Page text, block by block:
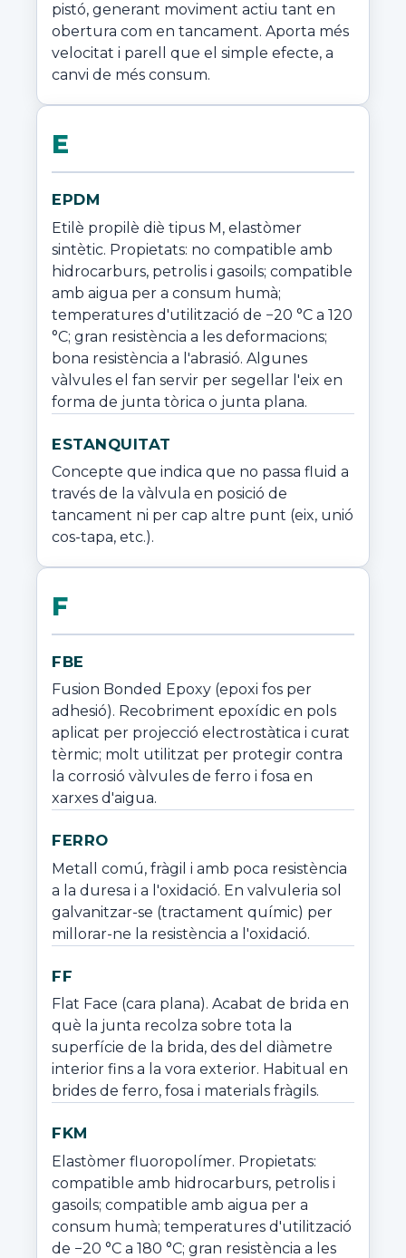
pistó, generant moviment actiu tant en
obertura com en tancament. Aporta més
velocitat i parell que el simple efecte, a
canvi de més consum.
E
EPDM
Etilè propilè diè tipus M, elastòmer
sintètic. Propietats: no compatible amb
hidrocarburs, petrolis i gasoils; compatible
amb aigua per a consum humà;
temperatures d'utilització de −20 °C a 120
°C; gran resistència a les deformacions;
bona resistència a l'abrasió. Algunes
vàlvules el fan servir per segellar l'eix en
forma de junta tòrica o junta plana.
ESTANQUITAT
Concepte que indica que no passa fluid a
través de la vàlvula en posició de
tancament ni per cap altre punt (eix, unió
cos-tapa, etc.).
F
FBE
Fusion Bonded Epoxy (epoxi fos per
adhesió). Recobriment epoxídic en pols
aplicat per projecció electrostàtica i curat
tèrmic; molt utilitzat per protegir contra
la corrosió vàlvules de ferro i fosa en
xarxes d'aigua.
FERRO
Metall comú, fràgil i amb poca resistència
a la duresa i a l'oxidació. En valvuleria sol
galvanitzar-se (tractament químic) per
millorar-ne la resistència a l'oxidació.
FF
Flat Face (cara plana). Acabat de brida en
què la junta recolza sobre tota la
superfície de la brida, des del diàmetre
interior fins a la vora exterior. Habitual en
brides de ferro, fosa i materials fràgils.
FKM
Elastòmer fluoropolímer. Propietats:
compatible amb hidrocarburs, petrolis i
gasoils; compatible amb aigua per a
consum humà; temperatures d'utilització
de −20 °C a 180 °C; gran resistència a les